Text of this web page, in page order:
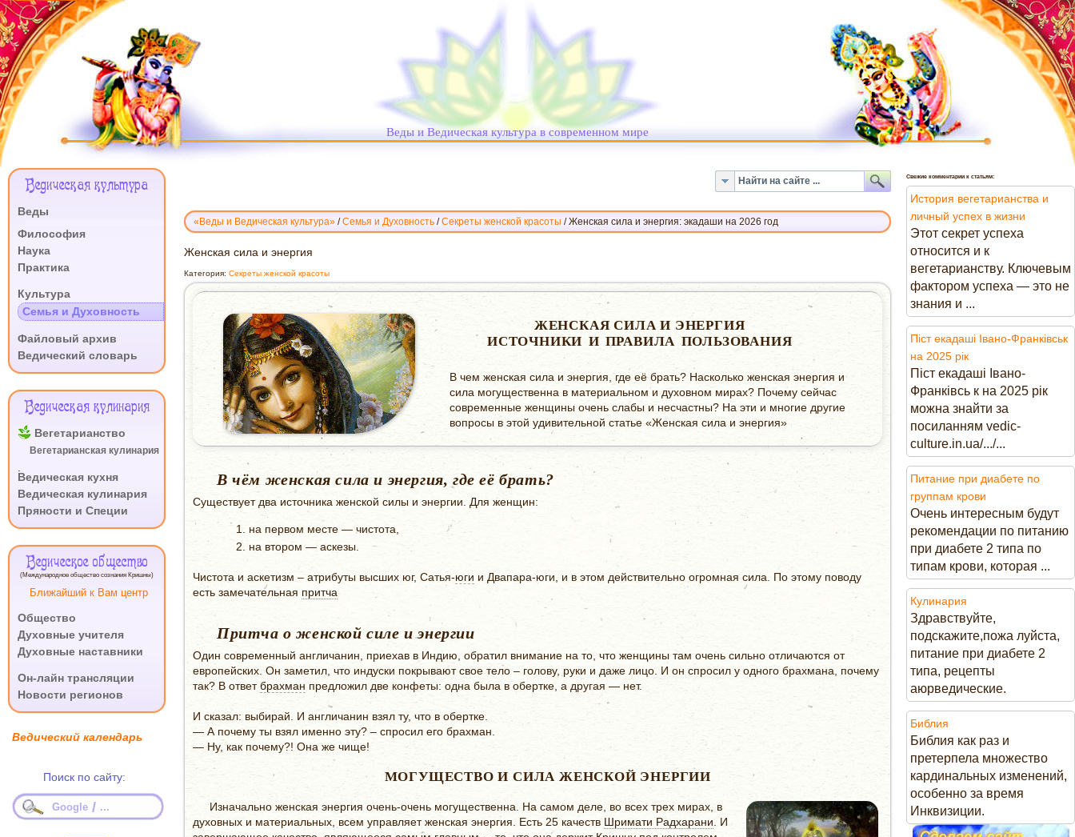
Веды и Ведическая культура в современном мире
«Веды и Ведическая культура» /Семья и Духовность /Cекреты женской красоты /Женская сила и энергия: экадаши на 2026 год
ЖЕНСКАЯ
СИЛА
И
ЭНЕРГИЯ
Женская сила и энергия
Категория: Cекреты женской красоты
ЖЕНСКАЯ СИЛА И ЭНЕРГИЯ
ИСТОЧНИКИ И ПРАВИЛА ПОЛЬЗОВАНИЯ
В чем женская сила и энергия, где её брать? Насколько женская энергия и
сила могущественна в материальном и духовном мирах? Почему сейчас
современные женщины очень слабы и несчастны? На эти и многие другие
вопросы в этой удивительной статье «Женская сила и энергия»
В чём женская сила и энергия, где её брать?
Существует два источника женской силы и энергии. Для женщин:
на первом месте — чистота,
на втором — аскезы.
Чистота и аскетизм – атрибуты высших юг, Сатья-юги и Двапара-юги, и в этом действительно огромная сила. По этому поводу
есть замечательная притча
Притча о женской силе и энергии
Один современный англичанин, приехав в Индию, обратил внимание на то, что женщины там очень сильно отличаются от
европейских. Он заметил, что индуски покрывают свое тело – голову, руки и даже лицо. И он спросил у одного брахмана, почему
так? В ответбрахман предложил две конфеты: одна была в обертке, а другая — нет.
И сказал: выбирай. И англичанин взял ту, что в обертке.
— А почему ты взял именно эту? – спросил его брахман.
— Ну, как почему?! Она же чище!
МОГУЩЕСТВО И СИЛА ЖЕНСКОЙ ЭНЕРГИИ
Изначально женская энергия очень-очень могущественна. На самом деле, во всех трех мирах, в
духовных и материальных, всем управляет женская энергия. Есть 25 качествШримати Радхарани . И
Меню
Ведическая культура
Веды
Философия
Наука
Практика
Культура
Семья и Духовность
Файловый архив
Ведический словарь
Ведическая кулинария
Вегетарианство
Вегетарианская кулинария
Ведическая кухня
Ведическая кулинария
Пряности и Специи
Ведическое общество
(Международное общество сознания Кришны)
Ближайший к Вам центр
Общество
Духовные учителя
Духовные наставники
Он-лайн трансляции
Новости регионов
Ведический календарь
Поиск по сайту:
Google / ...
Свежие комментарии к статьям:
История вегетарианства и
личный успех в жизни
Этот секрет успеха
относится и к
вегетарианству. Ключевым
фактором успеха — это не
знания и ...
Піст екадаші Івано-Франківськ
на 2025 рік
Піст екадаші Івано-
Франківсь к на 2025 рік
можна знайти за
посиланням vedic-
culture.in.ua/.../...
Питание при диабете по
группам крови
Очень интересным будут
рекомендации по питанию
при диабете 2 типа по
типам крови, которая ...
Кулинария
Здравствуйте,
подскажите,пожа луйста,
питание при диабете 2
типа, рецепты
аюрведические.
Библия
Библия как раз и
претерпела множество
кардинальных изменений,
особенно за время
Инквизиции.